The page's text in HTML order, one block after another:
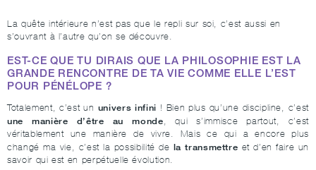
La quête intérieure n’est pas que le repli sur soi, c’est aussi en
s’ouvrant à l’autre qu’on se découvre.
EST-CE QUE TU DIRAIS QUE LA PHILOSOPHIE EST LA
GRANDE RENCONTRE DE TA VIE COMME ELLE L’EST
POUR PÉNÉLOPE ?
Totalement, c’est un univers infini ! Bien plus qu’une discipline, c’est
une manière d’être au monde, qui s’immisce partout, c’est
véritablement une manière de vivre. Mais ce qui a encore plus
changé ma vie, c’est la possibilité de la transmettre et d’en faire un
savoir qui est en perpétuelle évolution.